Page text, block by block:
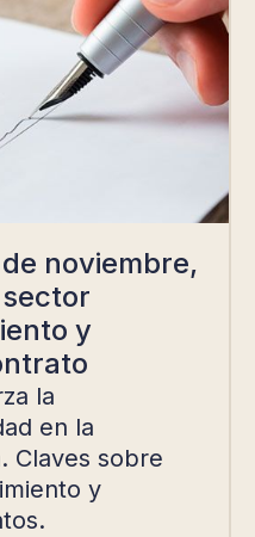
noviembre,
y
la
en la
Claves sobre
y